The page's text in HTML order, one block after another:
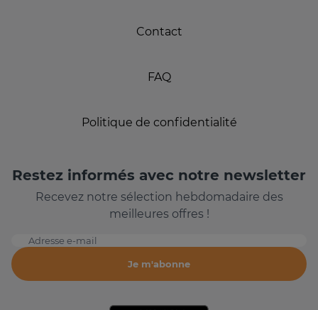
Contact
FAQ
Politique de confidentialité
Restez informés avec notre newsletter
Recevez notre sélection hebdomadaire des
meilleures offres !
Adresse e-mail
Je m'abonne